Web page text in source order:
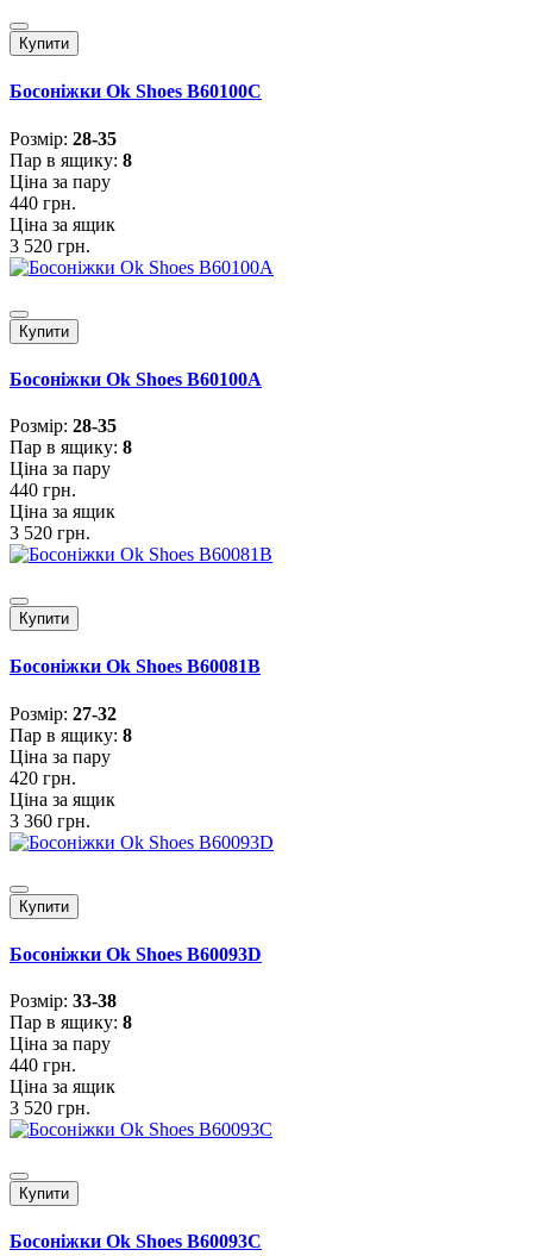
Купити
Босоніжки Ok Shoes B60100C
Розмiр: 28-35
Пар в ящику: 8
Ціна за пару
440 грн.
Ціна за ящик
3 520 грн.
Купити
Босоніжки Ok Shoes B60100A
Розмiр: 28-35
Пар в ящику: 8
Ціна за пару
440 грн.
Ціна за ящик
3 520 грн.
Купити
Босоніжки Ok Shoes B60081B
Розмiр: 27-32
Пар в ящику: 8
Ціна за пару
420 грн.
Ціна за ящик
3 360 грн.
Купити
Босоніжки Ok Shoes B60093D
Розмiр: 33-38
Пар в ящику: 8
Ціна за пару
440 грн.
Ціна за ящик
3 520 грн.
Купити
Босоніжки Ok Shoes B60093C